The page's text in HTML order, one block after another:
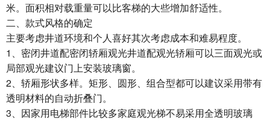
米。面积相对载重量可以比客梯的大些增加舒适性。
二、款式风格的确定
主要考虑井道环境和个人喜好其次考虑成本和难易程度。
1、密闭井道配密闭轿厢观光井道配观光轿厢可以三面观光或
局部观光建议门上安装玻璃窗。
2、轿厢形状多样。矩形、圆形、组合型都可以建议采用带有
透明材料的自动折叠门。
3、因家用电梯部件比较多家庭观光梯不易采用全透明玻璃